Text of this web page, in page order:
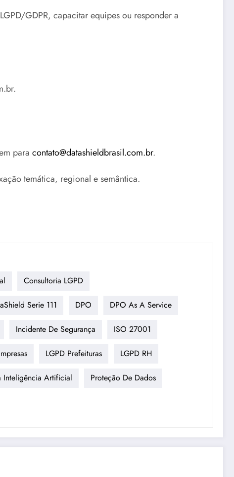
GDPR, capacitar equipes ou responder a
para contato@datashieldbrasil.com.br.
temática, regional e semântica.
Consultoria LGPD
Serie 111 DPO DPO As A Service
Incidente De Segurança ISO 27001
LGPD Prefeituras LGPD RH
Inteligência Artificial Proteção De Dados